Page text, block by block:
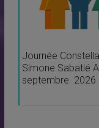
Journée
Simone Sabatié
septembre 2026